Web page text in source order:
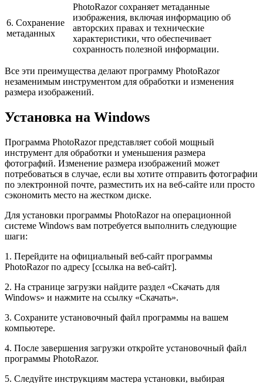
6. Сохранение
метаданных
PhotoRazor сохраняет метаданные
изображения, включая информацию об
авторских правах и технические
характеристики, что обеспечивает
сохранность полезной информации.
Все эти преимущества делают программу PhotoRazor
незаменимым инструментом для обработки и изменения
размера изображений.
Установка на Windows
Программа PhotoRazor представляет собой мощный
инструмент для обработки и уменьшения размера
фотографий. Изменение размера изображений может
потребоваться в случае, если вы хотите отправить фотографии
по электронной почте, разместить их на веб-сайте или просто
сэкономить место на жестком диске.
Для установки программы PhotoRazor на операционной
системе Windows вам потребуется выполнить следующие
шаги:
1. Перейдите на официальный веб-сайт программы
PhotoRazor по адресу [ссылка на веб-сайт].
2. На странице загрузки найдите раздел «Скачать для
Windows» и нажмите на ссылку «Скачать».
3. Сохраните установочный файл программы на вашем
компьютере.
4. После завершения загрузки откройте установочный файл
программы PhotoRazor.
5. Следуйте инструкциям мастера установки, выбирая